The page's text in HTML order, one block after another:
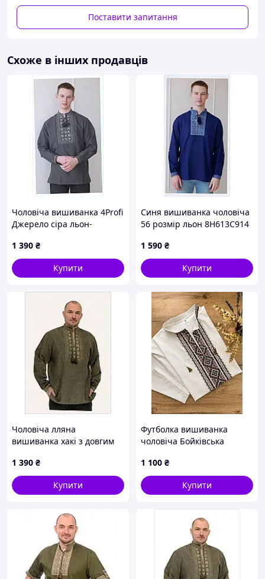
добре носиться влітку: тіло в наших вишиванках дихає.
Вишиванки не розтягуються, не сідають, перуться в
автоматі. Носіння натуральних виробів не викликає
Данівишиванки є ексклюзивним товаром для
Україні. Наші вишиванки продаються
від виробника
Тому торгівля відбувається як
, так іроздріб
Вишиваночки продаються в деяких районах Карпат.
Користуються популярністю на Сорочинському
ярмарку.
Поставити запитання
Схоже в інших продавців
Чоловіча вишиванка 4Profi
Джерело сіра льон-
1 390 ₴
Купити
Синя вишиванка чоловіча
56 розмір льон 8H613C914
1 590 ₴
Купити
Чоловіча лляна
вишиванка хакі з довгим
1 390 ₴
Купити
Футболка вишиванка
чоловіча Бойківська
1 100 ₴
Купити